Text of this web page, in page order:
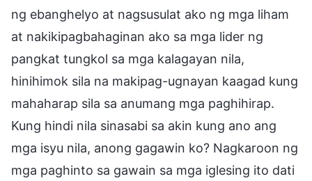
ng ebanghelyo at nagsusulat ako ng mga liham
at nakikipagbahaginan ako sa mga lider ng
pangkat tungkol sa mga kalagayan nila,
hinihimok sila na makipag-ugnayan kaagad kung
mahaharap sila sa anumang mga paghihirap.
Kung hindi nila sinasabi sa akin kung ano ang
mga isyu nila, anong gagawin ko? Nagkaroon ng
mga paghinto sa gawain sa mga iglesing ito dati